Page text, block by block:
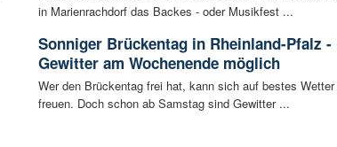
in Marienrachdorf das Backes - oder Musikfest ...
Sonniger Brückentag in Rheinland-Pfalz -
Gewitter am Wochenende möglich
Wer den Brückentag frei hat, kann sich auf bestes Wetter
freuen. Doch schon ab Samstag sind Gewitter ...